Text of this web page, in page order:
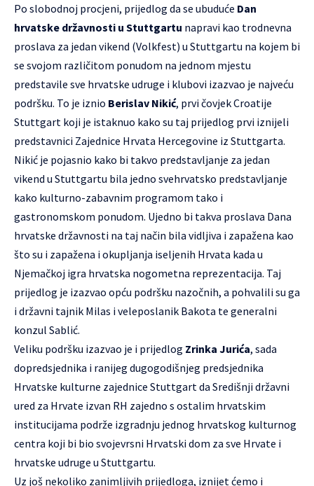
Po slobodnoj procjeni, prijedlog da se ubuduće Dan
hrvatske državnosti u Stuttgartu napravi kao trodnevna
proslava za jedan vikend (Volkfest) u Stuttgartu na kojem bi
se svojom različitom ponudom na jednom mjestu
predstavile sve hrvatske udruge i klubovi izazvao je najveću
podršku. To je iznio Berislav Nikić, prvi čovjek Croatije
Stuttgart koji je istaknuo kako su taj prijedlog prvi iznijeli
predstavnici Zajednice Hrvata Hercegovine iz Stuttgarta.
Nikić je pojasnio kako bi takvo predstavljanje za jedan
vikend u Stuttgartu bila jedno svehrvatsko predstavljanje
kako kulturno-zabavnim programom tako i
gastronomskom ponudom. Ujedno bi takva proslava Dana
hrvatske državnosti na taj način bila vidljiva i zapažena kao
što su i zapažena i okupljanja iseljenih Hrvata kada u
Njemačkoj igra hrvatska nogometna reprezentacija. Taj
prijedlog je izazvao opću podršku nazočnih, a pohvalili su ga
i državni tajnik Milas i veleposlanik Bakota te generalni
konzul Sablić.
Veliku podršku izazvao je i prijedlog Zrinka Jurića, sada
dopredsjednika i ranijeg dugogodišnjeg predsjednika
Hrvatske kulturne zajednice Stuttgart da Središnji državni
ured za Hrvate izvan RH zajedno s ostalim hrvatskim
institucijama podrže izgradnju jednog hrvatskog kulturnog
centra koji bi bio svojevrsni Hrvatski dom za sve Hrvate i
hrvatske udruge u Stuttgartu.
Uz još nekoliko zanimljivih prijedloga, iznijet ćemo i